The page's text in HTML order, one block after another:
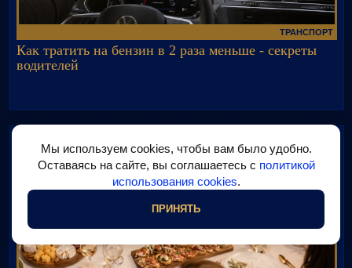
ТРАНСПОРТ
Как тратить на бензин в 2 раза меньше - секреты
водителей
Мы используем cookies, чтобы вам было удобно.
Оставаясь на сайте, вы соглашаетесь с политикой
использования cookies.
ПРИНЯТЬ